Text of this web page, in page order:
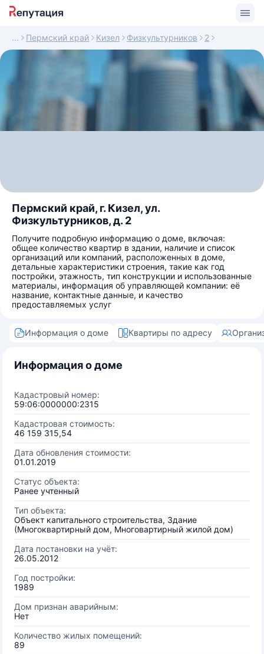
Пермский край Кизел Физкультурников 2
Пермский край, г. Кизел, ул.
Физкультурников, д. 2
Получите подробную информацию о доме, включая:
общее количество квартир в здании, наличие и список
организаций или компаний, расположенных в доме,
детальные характеристики строения, такие как год
постройки, этажность, тип конструкции и использованные
материалы, информация об управляющей компании: её
название, контактные данные, и качество
предоставляемых услуг
Информация о доме Квартиры по адресу
Информация о доме
Кадастровый номер:
59:06:0000000:2315
Кадастровая стоимость:
46 159 315,54
Дата обновления стоимости:
01.01.2019
Статус объекта:
Ранее учтенный
Тип объекта:
Объект капитального строительства, Здание
(Многоквартирный дом, Многовартирный жилой дом)
Дата постановки на учёт:
26.05.2012
Год постройки:
1989
Дом признан аварийным:
Нет
Количество жилых помещений:
89